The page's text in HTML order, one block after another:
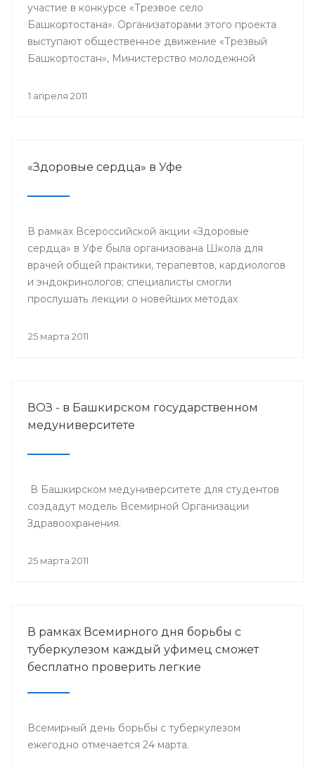
участие в конкурсе «Трезвое село
Башкортостана». Организаторами этого проекта
выступают общественное движение «Трезвый
Башкортостан», Министерство молодежной
здравоохранения РБ, Исполком Всемирного
местных органов самоуправления.
1 апреля 2011
«Здоровые сердца» в Уфе
В рамках Всероссийской акции «Здоровые
сердца» в Уфе была организована Школа для
врачей общей практики, терапевтов, кардиологов
и эндокринологов; специалисты смогли
прослушать лекции о новейших методах
заболеваний, обсудить важнейшие вопросы,
25 марта 2011
ВОЗ - в Башкирском государственном
медуниверситете
В Башкирском медуниверситете для студентов
создадут модель Всемирной Организации
Здравоохранения.
25 марта 2011
В рамках Всемирного дня борьбы с
туберкулезом каждый уфимец сможет
бесплатно проверить легкие
Всемирный день борьбы с туберкулезом
ежегодно отмечается 24 марта.